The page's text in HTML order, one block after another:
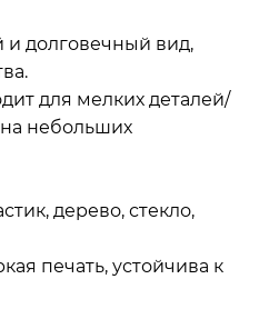
долговечный вид,
для мелких деталей/
небольших
дерево, стекло,
печать, устойчива к